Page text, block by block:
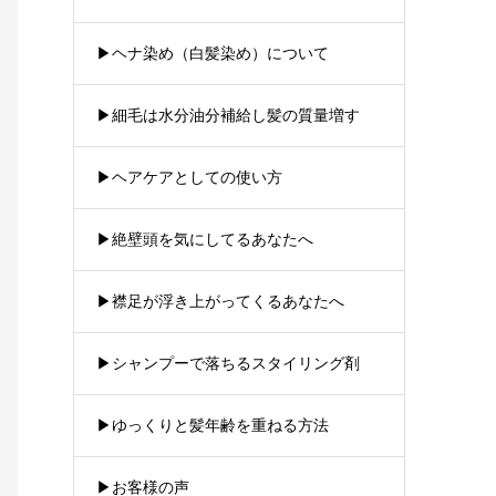
▶︎ヘナ染め（白髪染め）について
▶︎細毛は水分油分補給し髪の質量増す
▶︎ヘアケアとしての使い方
▶︎絶壁頭を気にしてるあなたへ
▶︎襟足が浮き上がってくるあなたへ
▶︎シャンプーで落ちるスタイリング剤
▶︎ゆっくりと髪年齢を重ねる方法
▶︎お客様の声